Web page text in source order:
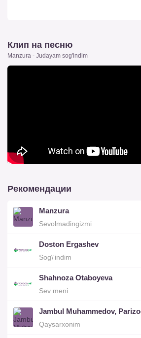
Клип на песню
Manzura - Judayam sog'indim
Рекомендации
Manzura
Sevolmadingizmi
Doston Ergashev
Sog\'indim
Shahnoza Otaboyeva
Sev meni
Jambul Muhammedov,
Qaysarxonim